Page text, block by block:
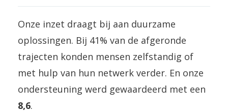
Onze inzet draagt bij aan duurzame
oplossingen. Bij 41% van de afgeronde
trajecten konden mensen zelfstandig of
met hulp van hun netwerk verder. En onze
ondersteuning werd gewaardeerd met een
8,6.